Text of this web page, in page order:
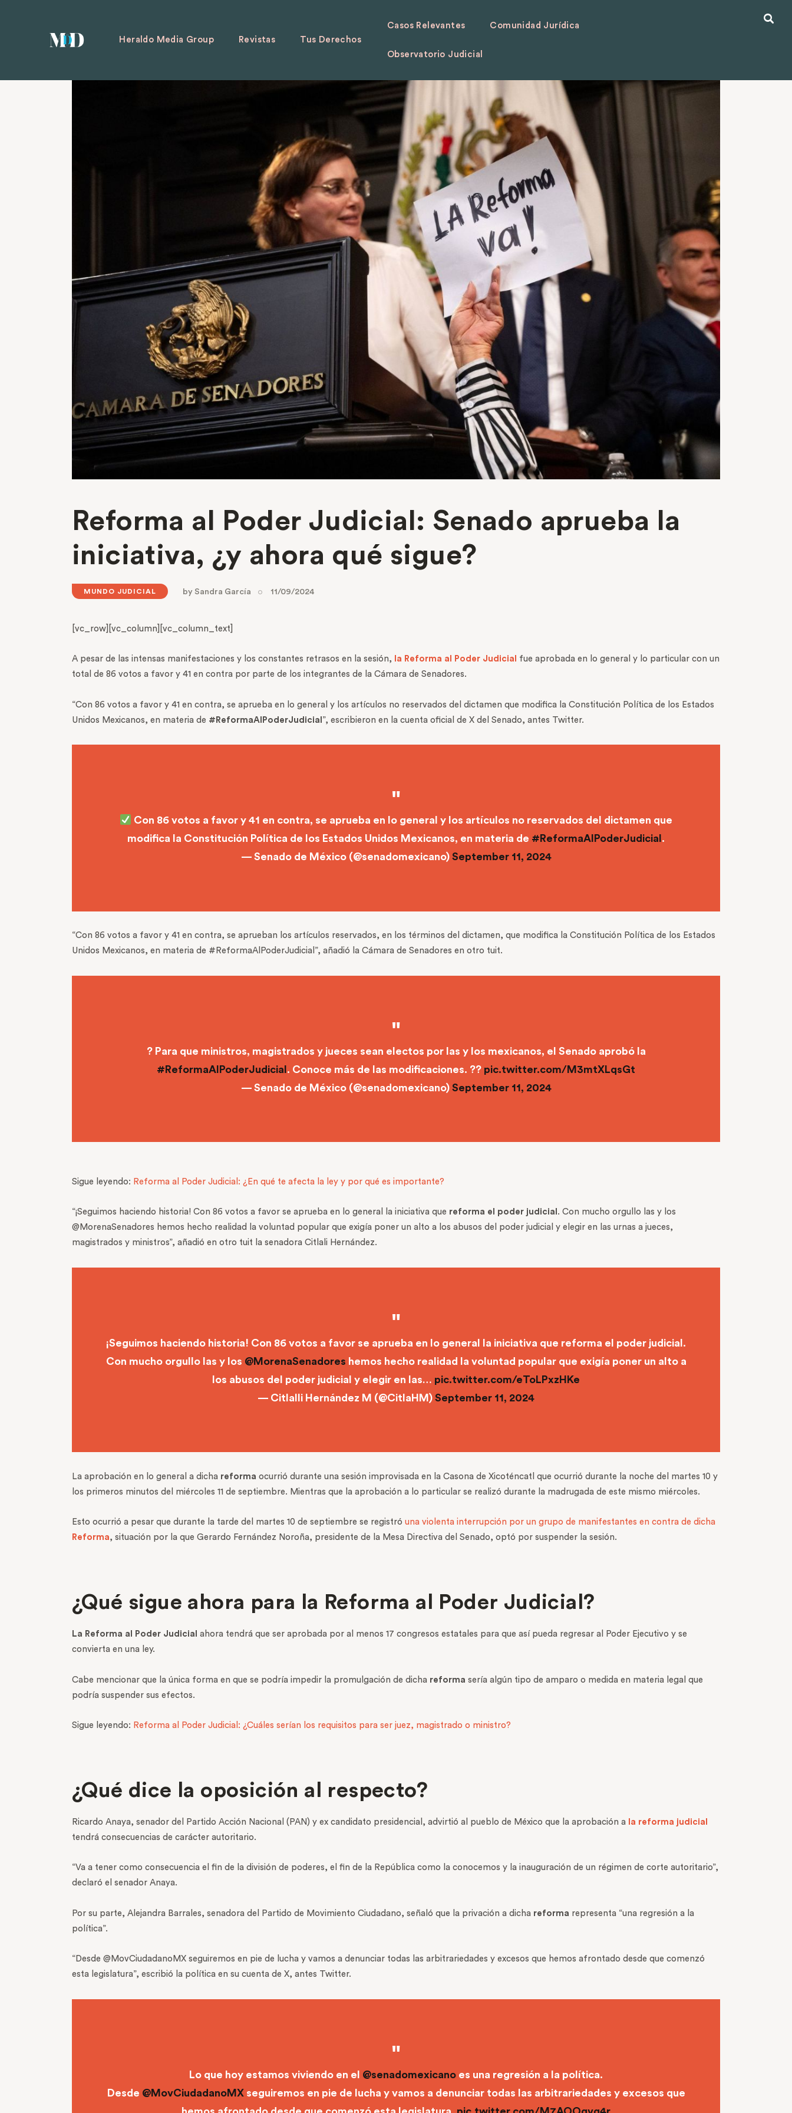
Heraldo Media Group Revistas Tus Derechos
Casos Relevantes Comunidad Jurídica
Observatorio Judicial
Reforma al Poder Judicial: Senado aprueba la
iniciativa, ¿y ahora qué sigue?
MUNDO JUDICIAL bySandra García 11/09/2024
[vc_row][vc_column][vc_column_text]
A pesar de las intensas manifestaciones y los constantes retrasos en la sesión, la Reforma al Poder Judicial
fue aprobada en lo general y lo particular con un
total de 86 votos a favor y 41 en contra por parte de los integrantes de la Cámara de Senadores.
“Con 86 votos a favor y 41 en contra, se aprueba en lo general y los artículos no reservados del dictamen que modifica la Constitución Política de los Estados
Unidos Mexicanos, en materia de #ReformaAlPoderJudicial ”, escribieron en la cuenta oficial de X del Senado, antes Twitter.
Con 86 votos a favor y 41 en contra, se aprueba en lo general y los artículos no reservados del dictamen que
modifica la Constitución Política de los Estados Unidos Mexicanos, en materia de #ReformaAlPoderJudicial .
— Senado de México (@senadomexicano) September 11, 2024
“Con 86 votos a favor y 41 en contra, se aprueban los artículos reservados, en los términos del dictamen, que modifica la Constitución Política de los Estados
Unidos Mexicanos, en materia de #ReformaAlPoderJudicial”, añadió la Cámara de Senadores en otro tuit.
? Para que ministros, magistrados y jueces sean electos por las y los mexicanos, el Senado aprobó la
#ReformaAlPoderJudicial . Conoce más de las modificaciones. ?? pic.twitter.com/M3mtXLqsGt
— Senado de México (@senadomexicano) September 11, 2024
Sigue leyendo: Reforma al Poder Judicial: ¿En qué te afecta la ley y por qué es importante?
“¡Seguimos haciendo historia! Con 86 votos a favor se aprueba en lo general la iniciativa que reforma el poder judicial . Con mucho orgullo las y los
@MorenaSenadores hemos hecho realidad la voluntad popular que exigía poner un alto a los abusos del poder judicial y elegir en las urnas a jueces,
magistrados y ministros”, añadió en otro tuit la senadora Citlali Hernández.
¡Seguimos haciendo historia! Con 86 votos a favor se aprueba en lo general la iniciativa que reforma el poder judicial.
Con mucho orgullo las y los @MorenaSenadores hemos hecho realidad la voluntad popular que exigía poner un alto a
los abusos del poder judicial y elegir en las… pic.twitter.com/eToLPxzHKe
— Citlalli Hernández M (@CitlaHM) September 11, 2024
La aprobación en lo general a dicha reforma ocurrió durante una sesión improvisada en la Casona de Xicoténcatl que ocurrió durante la noche del martes 10 y
los primeros minutos del miércoles 11 de septiembre. Mientras que la aprobación a lo particular se realizó durante la madrugada de este mismo miércoles.
Esto ocurrió a pesar que durante la tarde del martes 10 de septiembre se registró una violenta interrupción por un grupo de manifestantes en contra de dicha
Reforma, situación por la que Gerardo Fernández Noroña, presidente de la Mesa Directiva del Senado, optó por suspender la sesión.
¿Qué sigue ahora para la Reforma al Poder Judicial?
La Reforma al Poder Judicial ahora tendrá que ser aprobada por al menos 17 congresos estatales para que así pueda regresar al Poder Ejecutivo y se
convierta en una ley.
Cabe mencionar que la única forma en que se podría impedir la promulgación de dicha reforma sería algún tipo de amparo o medida en materia legal que
podría suspender sus efectos.
Sigue leyendo: Reforma al Poder Judicial: ¿Cuáles serían los requisitos para ser juez, magistrado o ministro?
¿Qué dice la oposición al respecto?
Ricardo Anaya, senador del Partido Acción Nacional (PAN) y ex candidato presidencial, advirtió al pueblo de México que la aprobación a
la reforma judicial
tendrá consecuencias de carácter autoritario.
“Va a tener como consecuencia el fin de la división de poderes, el fin de la República como la conocemos y la inauguración de un régimen de corte autoritario”,
declaró el senador Anaya.
Por su parte, Alejandra Barrales, senadora del Partido de Movimiento Ciudadano, señaló que la privación a dicha reforma representa “una regresión a la
política”.
“Desde @MovCiudadanoMX seguiremos en pie de lucha y vamos a denunciar todas las arbitrariedades y excesos que hemos afrontado desde que comenzó
esta legislatura”, escribió la política en su cuenta de X, antes Twitter.
Lo que hoy estamos viviendo en el @senadomexicano es una regresión a la política.
Desde @MovCiudadanoMXseguiremos en pie de lucha y vamos a denunciar todas las arbitrariedades y excesos que